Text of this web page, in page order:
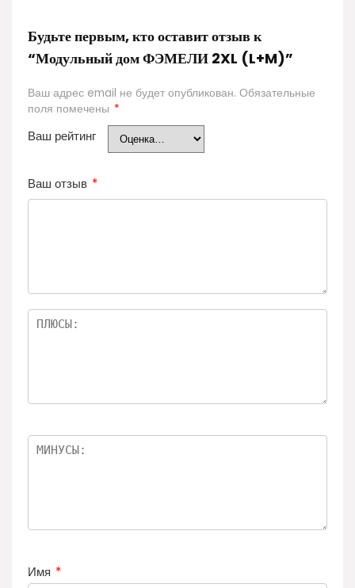
Будьте первым, кто оставит отзыв к
“Модульный дом ФЭМЕЛИ 2XL (L+M)”
Ваш адрес email не будет опубликован. Обязательные
поля помечены *
Ваш рейтинг
Ваш отзыв *
Имя *